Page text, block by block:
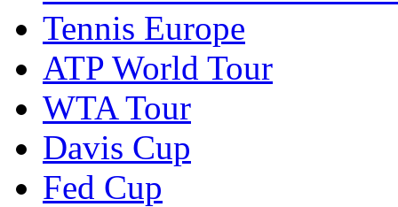
Tennis Europe
ATP World Tour
WTA Tour
Davis Cup
Fed Cup